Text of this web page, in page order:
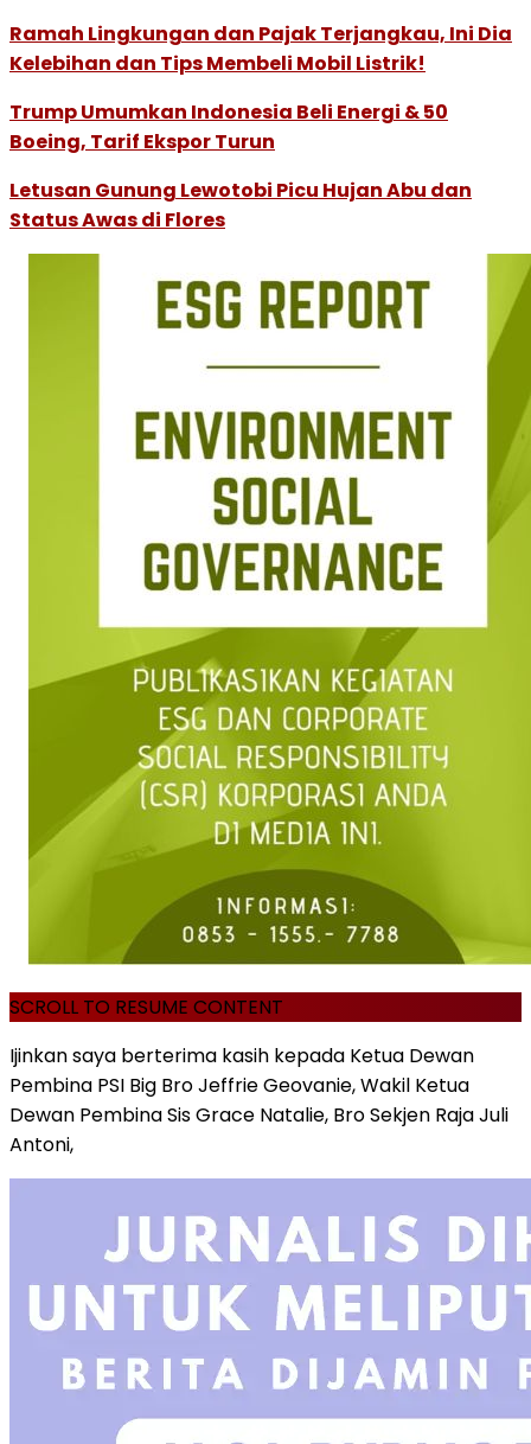
Ramah Lingkungan dan Pajak Terjangkau, Ini Dia
Kelebihan dan Tips Membeli Mobil Listrik!
Trump Umumkan Indonesia Beli Energi & 50
Boeing, Tarif Ekspor Turun
Letusan Gunung Lewotobi Picu Hujan Abu dan
Status Awas di Flores
SCROLL TO RESUME CONTENT
Ijinkan saya berterima kasih kepada Ketua Dewan
Pembina PSI Big Bro Jeffrie Geovanie, Wakil Ketua
Dewan Pembina Sis Grace Natalie, Bro Sekjen Raja Juli
Antoni,